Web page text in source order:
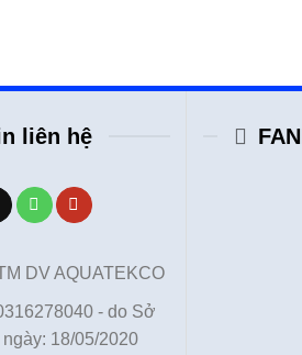
liên hệ
DV AQUATEKCO
- do Sở
18/05/2020